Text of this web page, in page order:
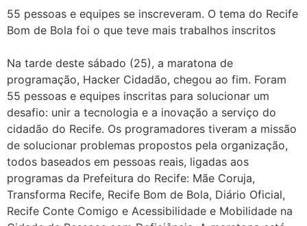
55 pessoas e equipes se inscreveram. O tema do Recife
Bom de Bola foi o que teve mais trabalhos inscritos
Na tarde deste sábado (25), a maratona de
programação, Hacker Cidadão, chegou ao fim. Foram
55 pessoas e equipes inscritas para solucionar um
desafio: unir a tecnologia e a inovação a serviço do
cidadão do Recife. Os programadores tiveram a missão
de solucionar problemas propostos pela organização,
todos baseados em pessoas reais, ligadas aos
programas da Prefeitura do Recife: Mãe Coruja,
Transforma Recife, Recife Bom de Bola, Diário Oficial,
Recife Conte Comigo e Acessibilidade e Mobilidade na